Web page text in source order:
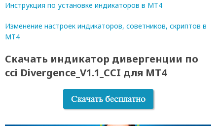
Инструкция по установке индикаторов в МТ4
Изменение настроек индикаторов, советников, скриптов в
МТ4
Скачать индикатор дивергенции по
cci Divergence_V1.1_CCI для МТ4